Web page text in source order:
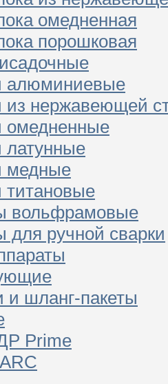
омедненная
порошковая
алюминиевые
из нержавеющей
омедненные
латунные
медные
титановые
вольфрамовые
для ручной сварки
и шланг-пакеты
Prime